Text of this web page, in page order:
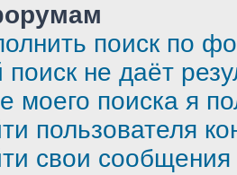
поиск по
не даёт
моего поиска я
пользователя
свои